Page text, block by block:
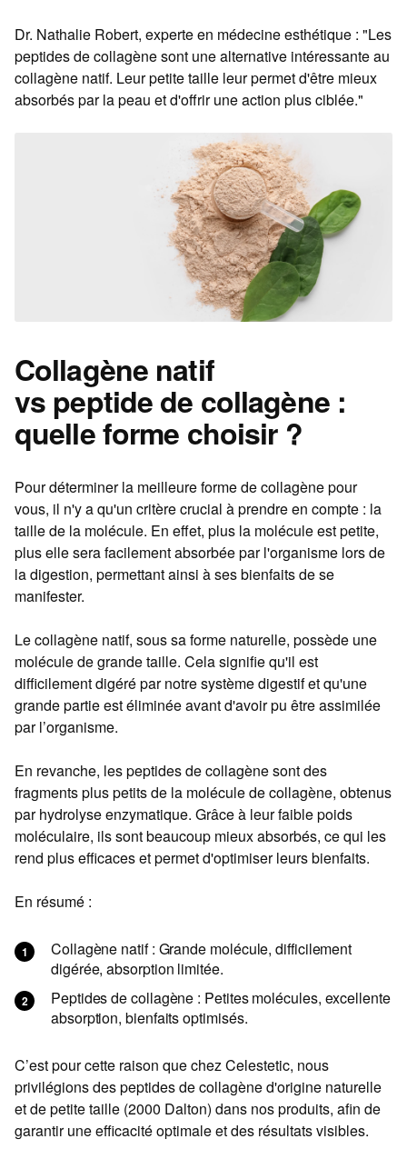
Dr. Nathalie Robert, experte en médecine esthétique : "Les
peptides de collagène sont une alternative intéressante au
collagène natif. Leur petite taille leur permet d'être mieux
absorbés par la peau et d'offrir une action plus ciblée."
Collagène natif
vs peptide de collagène :
quelle forme choisir ?
Pour déterminer la meilleure forme de collagène pour
vous, il n'y a qu'un critère crucial à prendre en compte : la
taille de la molécule. En effet, plus la molécule est petite,
plus elle sera facilement absorbée par l'organisme lors de
la digestion, permettant ainsi à ses bienfaits de se
manifester.
Le collagène natif, sous sa forme naturelle, possède une
molécule de grande taille. Cela signifie qu'il est
difficilement digéré par notre système digestif et qu'une
grande partie est éliminée avant d'avoir pu être assimilée
par l’organisme.
En revanche, les peptides de collagène sont des
fragments plus petits de la molécule de collagène, obtenus
par hydrolyse enzymatique. Grâce à leur faible poids
moléculaire, ils sont beaucoup mieux absorbés, ce qui les
rend plus efficaces et permet d'optimiser leurs bienfaits.
En résumé :
Collagène natif : Grande molécule, difficilement
digérée, absorption limitée.
Peptides de collagène : Petites molécules, excellente
absorption, bienfaits optimisés.
C’est pour cette raison que chez Celestetic, nous
privilégions des peptides de collagène d'origine naturelle
et de petite taille (2000 Dalton) dans nos produits, afin de
garantir une efficacité optimale et des résultats visibles.